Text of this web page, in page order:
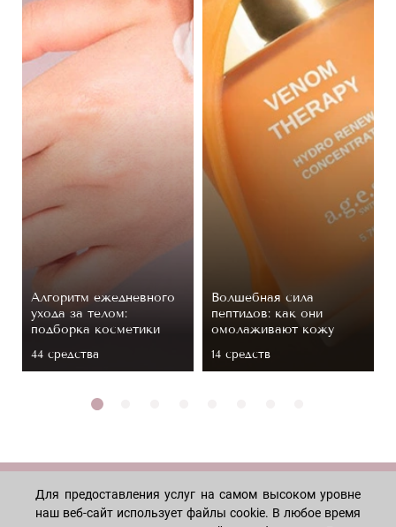
Алгоритм ежедневного
ухода за телом:
подборка косметики
44 средствa
Волшебная сила
пептидов: как они
омолаживают кожу
14 средств
МАГАЗИН
Для предоставления услуг на самом высоком уровне
наш веб-сайт использует файлы cookie. В любое время